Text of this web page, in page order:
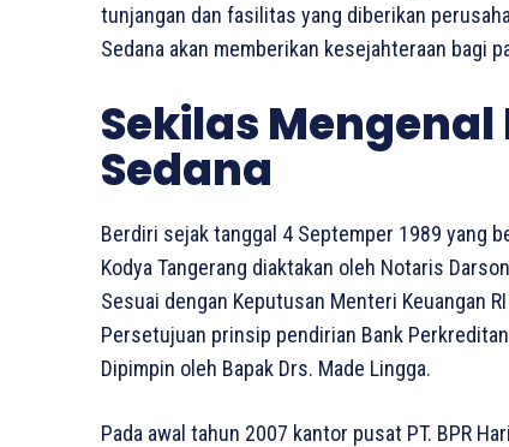
tunjangan dan fasilitas yang diberikan
Sedana akan memberikan kesejahteraan bagi
Sekilas Mengenal
Sedana
Berdiri sejak tanggal 4 Septemper 1989 yang
Kodya Tangerang diaktakan oleh Notaris
Sesuai dengan Keputusan Menteri Keuangan
Persetujuan prinsip pendirian Bank
Dipimpin oleh Bapak Drs. Made Lingga.
Pada awal tahun 2007 kantor pusat PT. BPR